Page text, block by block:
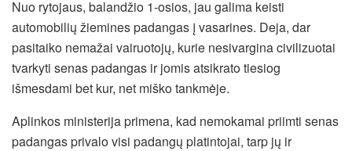
Nuo rytojaus, balandžio 1-osios, jau galima keisti
automobilių žiemines padangas į vasarines. Deja, dar
pasitaiko nemažai vairuotojų, kurie nesivargina civilizuotai
tvarkyti senas padangas ir jomis atsikrato tiesiog
išmesdami bet kur, net miško tankmėje.
Aplinkos ministerija primena, kad nemokamai priimti senas
padangas privalo visi padangų platintojai, tarp jų ir